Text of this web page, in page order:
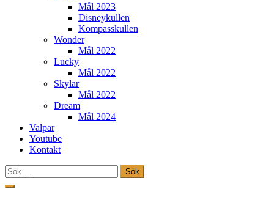
Mål 2023
Disneykullen
Kompasskullen
Wonder
Mål 2022
Lucky
Mål 2022
Skylar
Mål 2022
Dream
Mål 2024
Valpar
Youtube
Kontakt
Sök
efter:
Hoppa